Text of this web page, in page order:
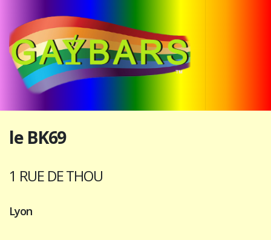
le BK69
1 RUE DE THOU
Lyon